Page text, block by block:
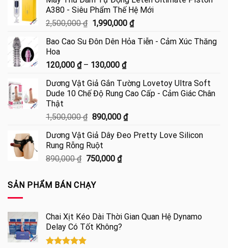
A380 - Siêu Phẩm Thế Hệ Mới
2,500,000₫ Giá
là:
1,990,000 ₫Giá
tại
Bao Cao Su Đôn Dên Hỏa Tiễn - Cảm Xúc Thăng
Hoa
120,000 ₫ – 130,000 ₫Khoảng
từ
120,000 ₫
130,000 ₫
Dương Vật Giả Gắn Tường Lovetoy Ultra Soft
Dude 10 Chế Độ Rung Cao Cấp - Cảm Giác Chân
Thật
1,500,000₫ Giá
là:
1,500,000 ₫.
890,000 ₫Giá
tại
Dương Vật Giả Dây Đeo Pretty Love Silicon
Rung Rỗng Ruột
890,000₫ Giá
là:
890,000 ₫.
750,000 ₫Giá
SẢN PHẨM BÁN CHẠY
Chai Xịt Kéo Dài Thời Gian Quan Hệ Dynamo
Delay Có Tốt Không?